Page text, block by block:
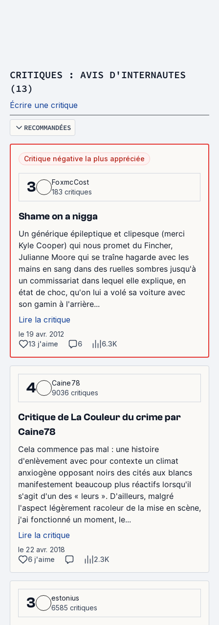
CRITIQUES : AVIS D'INTERNAUTES
(13)
Écrire une critique
RECOMMANDÉES
Critique négative la plus appréciée
3
FoxmcCost
183 critiques
Shame on a nigga
Un générique épileptique et clipesque (merci
Kyle Cooper) qui nous promet du Fincher,
Julianne Moore qui se traîne hagarde avec les
mains en sang dans des ruelles sombres jusqu'à
un commissariat dans lequel elle explique, en
état de choc, qu'on lui a volé sa voiture avec
son gamin à l'arrière...
Lire la critique
le 19 avr. 2012
13 j'aime
6 6.3K
4
Caine78
9036 critiques
Critique de La Couleur du crime par
Caine78
Cela commence pas mal : une histoire
d'enlèvement avec pour contexte un climat
anxiogène opposant noirs des cités aux blancs
manifestement beaucoup plus réactifs lorsqu'il
s'agit d'un des « leurs ». D'ailleurs, malgré
l'aspect légèrement racoleur de la mise en scène,
j'ai fonctionné un moment, le...
Lire la critique
le 22 avr. 2018
6 j'aime
2.3K
3
estonius
6585 critiques